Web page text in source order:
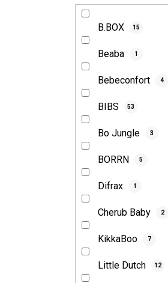
B.BOX 15
Beaba 1
Bebeconfort 4
BIBS 53
Bo Jungle 3
BORRN 5
Difrax 1
Cherub Baby 2
KikkaBoo 7
Little Dutch 12